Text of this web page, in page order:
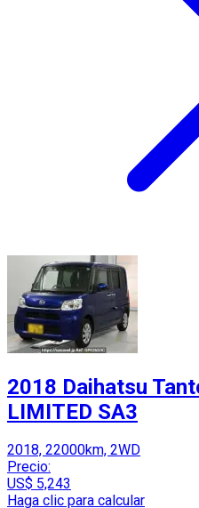
2018 Daihatsu
LIMITED SA3
2018, 22000km, 2WD
Precio:
US$ 5,243
Haga clic para calcular